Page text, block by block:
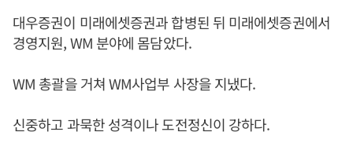
대우증권이 미래에셋증권과 합병된 뒤 미래에셋증권에서
경영지원, WM 분야에 몸담았다.
WM 총괄을 거쳐 WM사업부 사장을 지냈다.
신중하고 과묵한 성격이나 도전정신이 강하다.